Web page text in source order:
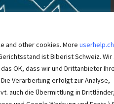
and other cookies. More
ist Biberist Schweiz.
OK, dass wir und Drittanbieter Ihre
Verarbeitung erfolgt zur Analyse,
auch die Übermittlung in
Wasseramt.ch und immo-ch.com
Biberist